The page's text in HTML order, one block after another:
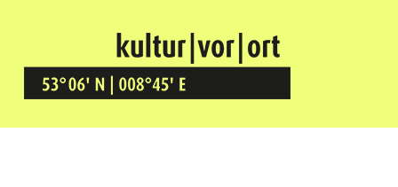
Kultur Vor Ort
BREMEN GRÖPELINGEN